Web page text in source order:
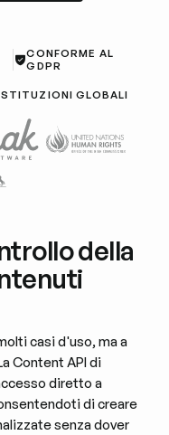
CONFORME AL
GDPR
GLOBALI
della
casi d'uso, ma a
Content API di
diretto a
di creare
senza dover